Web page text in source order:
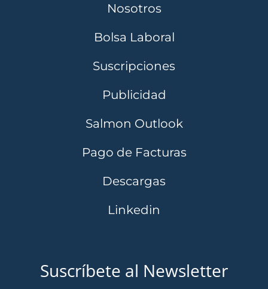
Nosotros
Bolsa Laboral
Suscripciones
Publicidad
Salmon Outlook
Pago de Facturas
Descargas
Linkedin
Suscríbete al Newsletter